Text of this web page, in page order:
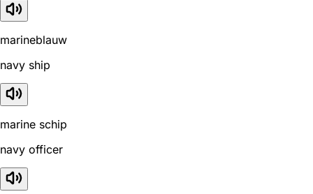
marineblauw
navy ship
marine schip
navy officer